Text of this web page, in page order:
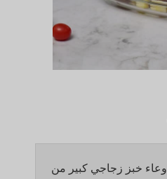
وعاء خبز زجاجي كبير من